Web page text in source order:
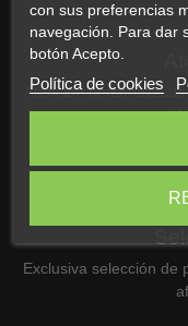
con sus preferencias
navegación. Para dar
botón Acepto.
Política de cookies
Atención
Exclusiva selección de